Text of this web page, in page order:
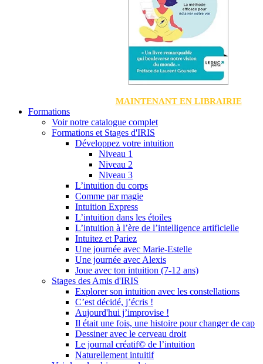
MAINTENANT EN LIBRAIRIE
Formations
Voir notre catalogue complet
Formations et Stages d'IRIS
Développez votre intuition
Niveau 1
Niveau 2
Niveau 3
L’intuition du corps
Comme par magie
Intuition Express
L’intuition dans les étoiles
L’intuition à l’ère de l’intelligence artificielle
Intuitez et Pariez
Une journée avec Marie-Estelle
Une journée avec Alexis
Joue avec ton intuition (7-12 ans)
Stages des Amis d'IRIS
Explorer son intuition avec les constellations
C’est décidé, j’écris !
Aujourd'hui j’improvise !
Il était une fois, une histoire pour changer de cap
Dessiner avec le cerveau droit
Le journal créatif© de l’intuition
Naturellement intuitif